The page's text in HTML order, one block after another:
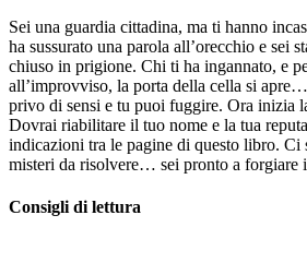
Sei una guardia cittadina, ma ti hanno
ha sussurato una parola all’orecchio e sei
chiuso in prigione. Chi ti ha ingannato, e
all’improvviso, la porta della cella si
privo di sensi e tu puoi fuggire. Ora inizia
Dovrai riabilitare il tuo nome e la tua
indicazioni tra le pagine di questo libro. Ci
misteri da risolvere… sei pronto a forgiare
Consigli di lettura